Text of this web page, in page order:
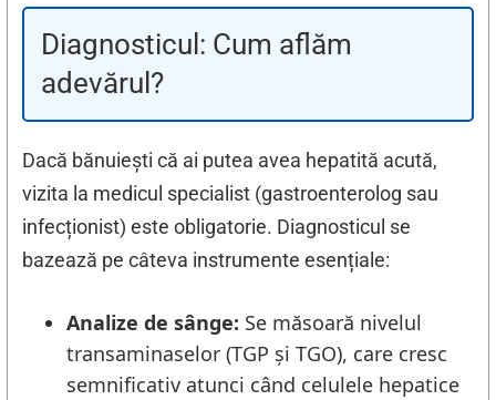
Diagnosticul: Cum aflăm
adevărul?
Dacă bănuiești că ai putea avea hepatită acută,
vizita la medicul specialist (gastroenterolog sau
infecționist) este obligatorie. Diagnosticul se
bazează pe câteva instrumente esențiale:
Analize de sânge: Se măsoară nivelul
transaminaselor (TGP și TGO), care cresc
semnificativ atunci când celulele hepatice